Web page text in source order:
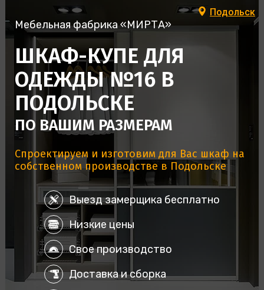
Подольск
Мебельная фабрика «МИРТА»
ШКАФ-КУПЕ ДЛЯ
ОДЕЖДЫ №16 В
ПОДОЛЬСКЕ
ПО ВАШИМ РАЗМЕРАМ
Спроектируем и изготовим для Вас шкаф на
собственном производстве в Подольске
Выезд замерщика бесплатно
Низкие цены
Свое производство
Доставка и сборка